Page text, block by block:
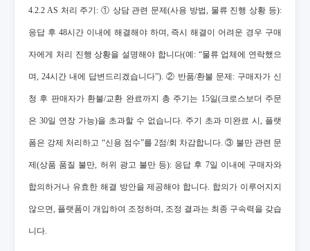
4.2.2 AS 처리 주기: ① 상담 관련 문제(사용 방법, 물류 진행 상황 등):
응답 후 48시간 이내에 해결해야 하며, 즉시 해결이 어려운 경우 구매
자에게 처리 진행 상황을 설명해야 합니다(예: “물류 업체에 연락했으
며, 24시간 내에 답변드리겠습니다”). ② 반품/환불 문제: 구매자가 신
청 후 판매자가 환불/교환 완료까지 총 주기는 15일(크로스보더 주문
은 30일 연장 가능)을 초과할 수 없습니다. 주기 초과 미완료 시, 플랫
폼은 강제 처리하고 “신용 점수”를 2점/회 차감합니다. ③ 불만 관련 문
제(상품 품질 불만, 허위 광고 불만 등): 응답 후 7일 이내에 구매자와
합의하거나 유효한 해결 방안을 제공해야 합니다. 합의가 이루어지지
않으면, 플랫폼이 개입하여 조정하며, 조정 결과는 최종 구속력을 갖습
니다.